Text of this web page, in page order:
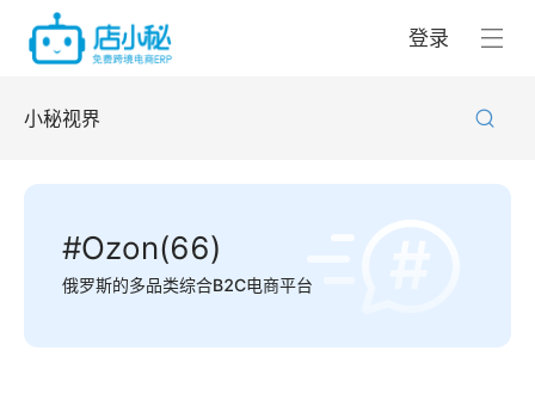
登录
小秘视界
#Ozon(66)
俄罗斯的多品类综合B2C电商平台